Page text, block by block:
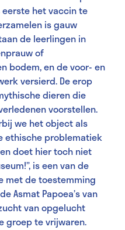
het vaccin te
is gauw
de leerlingen in
of
bodem, en de voor- en
versierd. De erop
dieren die
voorstellen.
we het object als
ethische problematiek
doet hier toch niet
is een van de
met de toestemming
Asmat Papoea’s van
van opgelucht
groep te vrijwaren.